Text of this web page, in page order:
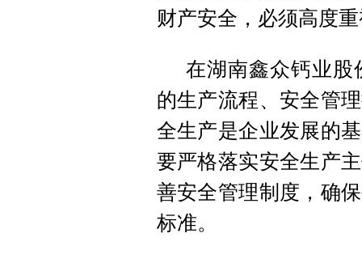
财产安全，必须高度
在湖南鑫众钙业股
的生产流程、安全管
全生产是企业发展的
要严格落实安全生产
善安全管理制度，确
标准。